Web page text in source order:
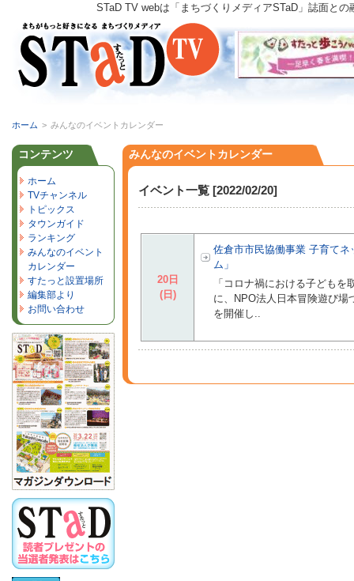
STaD TV webは「まちづくりメディアSTaD」誌面と
ホーム > みんなのイベントカレンダー
みんなのイベントカレンダー
イベント一覧 [2022/02/20]
20日
(日)
佐倉市市民協働事業 子育て
ム」
「コロナ禍における子ども
に、NPO法人日本冒険遊び
を開催し..
コンテンツ
ホーム
TVチャンネル
トピックス
タウンガイド
ランキング
みんなのイベント
カレンダー
すたっと設置場所
編集部より
お問い合わせ